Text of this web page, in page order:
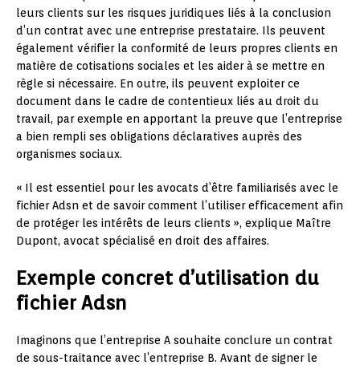
leurs clients sur les risques juridiques liés à la conclusion
d’un contrat avec une entreprise prestataire. Ils peuvent
également vérifier la conformité de leurs propres clients en
matière de cotisations sociales et les aider à se mettre en
règle si nécessaire. En outre, ils peuvent exploiter ce
document dans le cadre de contentieux liés au droit du
travail, par exemple en apportant la preuve que l’entreprise
a bien rempli ses obligations déclaratives auprès des
organismes sociaux.
« Il est essentiel pour les avocats d’être familiarisés avec le
fichier Adsn et de savoir comment l’utiliser efficacement afin
de protéger les intérêts de leurs clients », explique Maître
Dupont, avocat spécialisé en droit des affaires.
Exemple concret d’utilisation du
fichier Adsn
Imaginons que l’entreprise A souhaite conclure un contrat
de sous-traitance avec l’entreprise B. Avant de signer le